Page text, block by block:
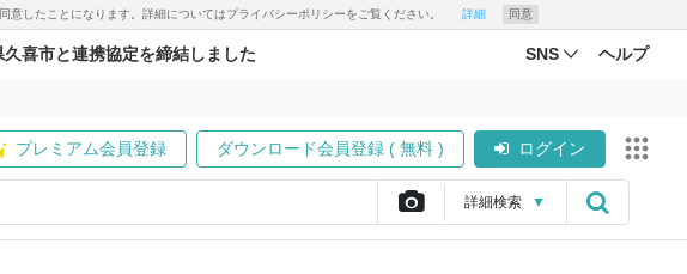
したことになります。詳細についてはプライバシーポリシーをご覧ください。 詳細 同意
喜市と連携協定を締結しました SNS ヘルプ
プレミアム会員登録 ダウンロード会員登録 ( 無料 ) ログイン
詳細検索 ▼